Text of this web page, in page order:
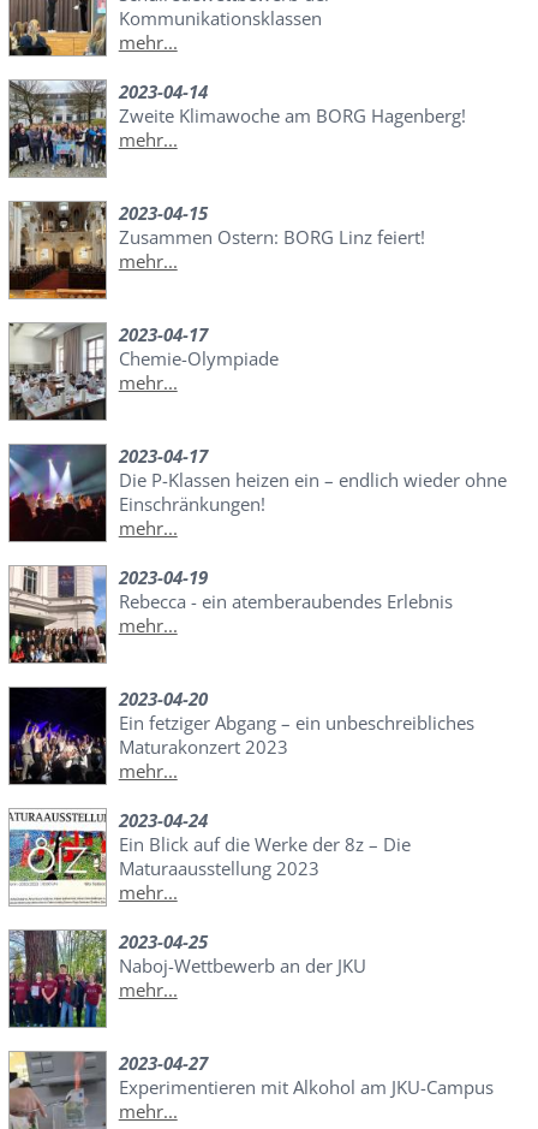
Kommunikationsklassen
mehr...
2023-04-14
Zweite Klimawoche am BORG Hagenberg!
mehr...
2023-04-15
Zusammen Ostern: BORG Linz feiert!
mehr...
2023-04-17
Chemie-Olympiade
mehr...
2023-04-17
Die P-Klassen heizen ein – endlich wieder ohne
Einschränkungen!
mehr...
2023-04-19
Rebecca - ein atemberaubendes Erlebnis
mehr...
2023-04-20
Ein fetziger Abgang – ein unbeschreibliches
Maturakonzert 2023
mehr...
2023-04-24
Ein Blick auf die Werke der 8z – Die
Maturaausstellung 2023
mehr...
2023-04-25
Naboj-Wettbewerb an der JKU
mehr...
2023-04-27
Experimentieren mit Alkohol am JKU-Campus
mehr...